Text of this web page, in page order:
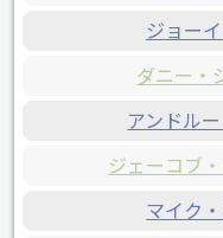
ジョー
ダニー・
アンドル
ジェーコブ
マイク